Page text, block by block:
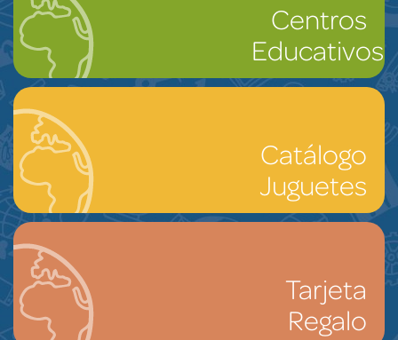
Centros
Educativos
Catálogo
Juguetes
Tarjeta
Regalo